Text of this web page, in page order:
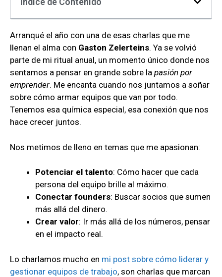
Arranqué el año con una de esas charlas que me
llenan el alma con Gaston Zelerteins. Ya se volvió
parte de mi ritual anual, un momento único donde nos
sentamos a pensar en grande sobre la pasión por
emprender. Me encanta cuando nos juntamos a soñar
sobre cómo armar equipos que van por todo.
Tenemos esa química especial, esa conexión que nos
hace crecer juntos.
Nos metimos de lleno en temas que me apasionan:
Potenciar el talento: Cómo hacer que cada
persona del equipo brille al máximo.
Conectar founders: Buscar socios que sumen
más allá del dinero.
Crear valor: Ir más allá de los números, pensar
en el impacto real.
Lo charlamos mucho en mi post sobre cómo liderar y
gestionar equipos de trabajo, son charlas que marcan